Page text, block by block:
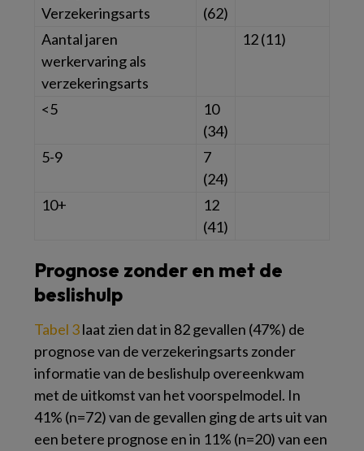
Verzekeringsarts
(62)
Aantal jaren
werkervaring als
verzekeringsarts
12 (11)
<5
10
(34)
5-9
7
(24)
10+
12
(41)
Prognose zonder en met de
beslishulp
Tabel 3laat zien dat in 82 gevallen (47%) de
prognose van de verzekeringsarts zonder
informatie van de beslishulp overeenkwam
met de uitkomst van het voorspelmodel. In
41% (n=72) van de gevallen ging de arts uit van
een betere prognose en in 11% (n=20) van een